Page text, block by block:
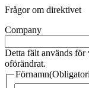
Frågor om direktivet
Company
Detta fält används för
oförändrat.
Förnamn